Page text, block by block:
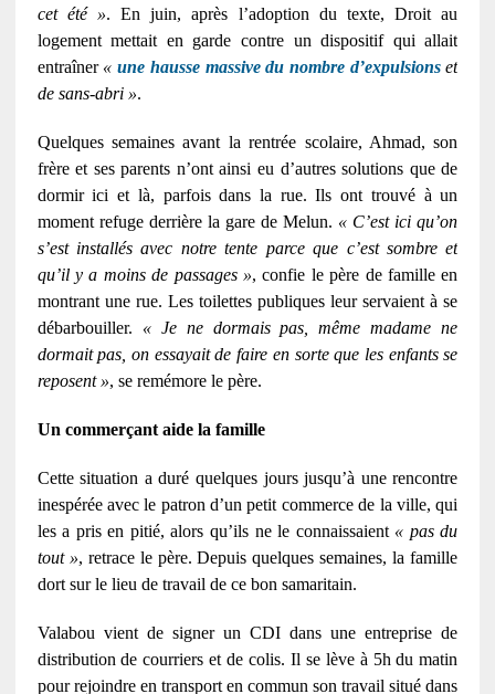
cet été ». En juin, après l’adoption du texte, Droit au
logement mettait en garde contre un dispositif qui allait
entraîner «une hausse massive du nombre d’expulsionset
de sans-abri ».
Quelques semaines avant la rentrée scolaire, Ahmad, son
frère et ses parents n’ont ainsi eu d’autres solutions que de
dormir ici et là, parfois dans la rue. Ils ont trouvé à un
moment refuge derrière la gare de Melun. « C’est ici qu’on
s’est installés avec notre tente parce que c’est sombre et
qu’il y a moins de passages », confie le père de famille en
montrant une rue. Les toilettes publiques leur servaient à se
débarbouiller. « Je ne dormais pas, même madame ne
dormait pas, on essayait de faire en sorte que les enfants se
reposent », se remémore le père.
Un commerçant aide la famille
Cette situation a duré quelques jours jusqu’à une rencontre
inespérée avec le patron d’un petit commerce de la ville, qui
les a pris en pitié, alors qu’ils ne le connaissaient « pas du
tout », retrace le père. Depuis quelques semaines, la famille
dort sur le lieu de travail de ce bon samaritain.
Valabou vient de signer un CDI dans une entreprise de
distribution de courriers et de colis. Il se lève à 5h du matin
pour rejoindre en transport en commun son travail situé dans